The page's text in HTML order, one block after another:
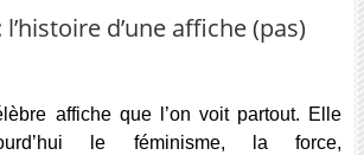
d’une affiche (pas)
affiche que l’on voit partout. Elle
le féminisme, la force,